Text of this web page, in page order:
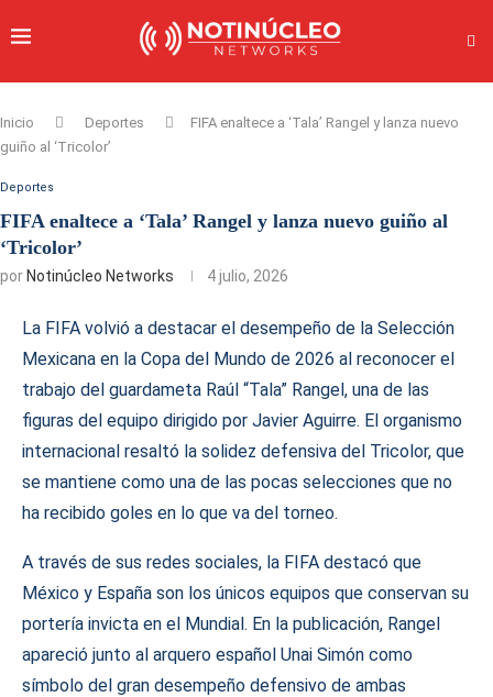
Inicio Deportes
FIFA enaltece a ‘Tala’ Rangel y lanza nuevo
guiño al ‘Tricolor’
Deportes
FIFA enaltece a ‘Tala’ Rangel y lanza nuevo guiño al
‘Tricolor’
por Notinúcleo Networks 4 julio, 2026
La FIFA volvió a destacar el desempeño de la Selección
Mexicana en la Copa del Mundo de 2026 al reconocer el
trabajo del guardameta Raúl “Tala” Rangel, una de las
figuras del equipo dirigido por Javier Aguirre. El organismo
internacional resaltó la solidez defensiva del Tricolor, que
se mantiene como una de las pocas selecciones que no
ha recibido goles en lo que va del torneo.
A través de sus redes sociales, la FIFA destacó que
México y España son los únicos equipos que conservan su
portería invicta en el Mundial. En la publicación, Rangel
apareció junto al arquero español Unai Simón como
símbolo del gran desempeño defensivo de ambas